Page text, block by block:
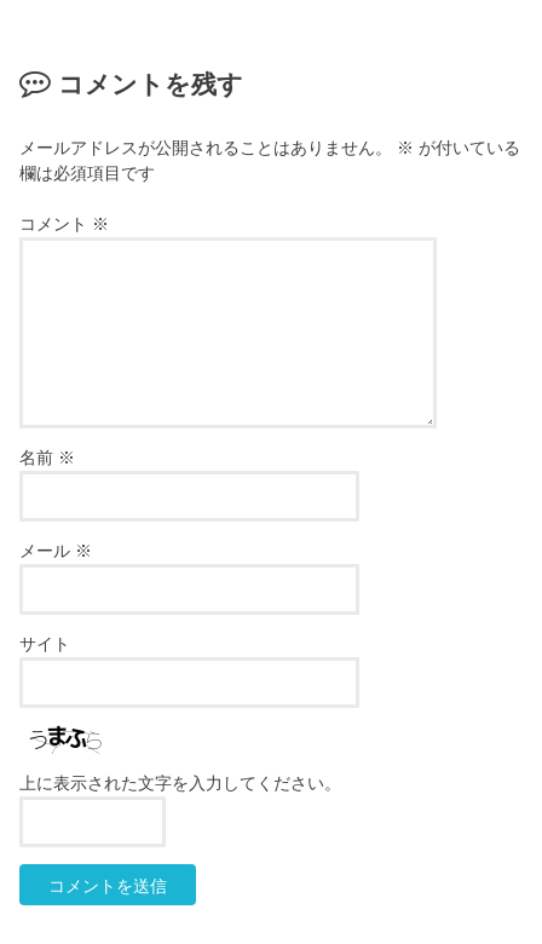
コメントを残す
メールアドレスが公開されることはありません。 ※ が付いている
欄は必須項目です
コメント ※
名前 ※
メール ※
サイト
上に表示された文字を入力してください。